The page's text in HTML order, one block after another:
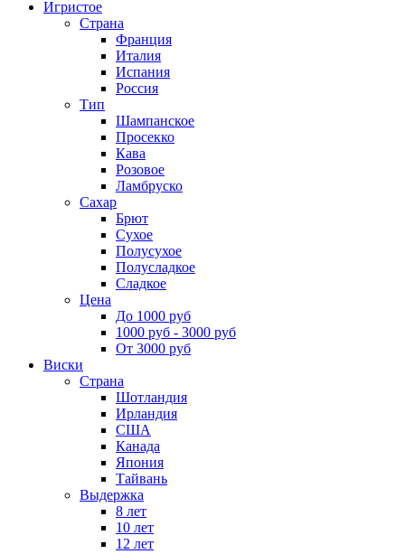
Игристое
Страна
Франция
Италия
Испания
Россия
Тип
Шампанское
Просекко
Кава
Розовое
Ламбруско
Сахар
Брют
Сухое
Полусухое
Полусладкое
Сладкое
Цена
До 1000 руб
1000 руб - 3000 руб
От 3000 руб
Виски
Страна
Шотландия
Ирландия
США
Канада
Япония
Тайвань
Выдержка
8 лет
10 лет
12 лет